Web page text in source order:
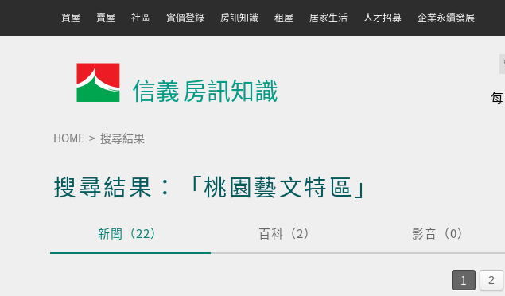
買屋 賣屋 社區 實價登錄 房訊知識 租屋 居家生活 人才招募 企業永續發展
信義房訊知識
HOME 搜尋結果
搜尋結果：「桃園藝文特區」
新聞（22） 百科（2） 影音（0）
1 2